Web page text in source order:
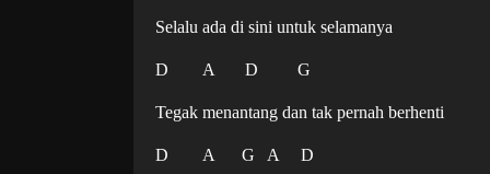
Selalu ada di sini untuk selamanya
D A D G
Tegak menantang dan tak pernah berhenti
D A G A D